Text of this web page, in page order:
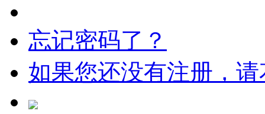
忘记密码了？
如果您还没有注册，